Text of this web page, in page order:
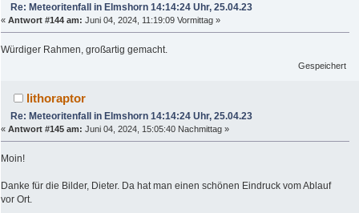
Re: Meteoritenfall in Elmshorn 14:14:24 Uhr, 25.04.23
« Antwort #144 am: Juni 04, 2024, 11:19:09 Vormittag »
Würdiger Rahmen, großartig gemacht.
Gespeichert
lithoraptor
Re: Meteoritenfall in Elmshorn 14:14:24 Uhr, 25.04.23
« Antwort #145 am: Juni 04, 2024, 15:05:40 Nachmittag »
Moin!
Danke für die Bilder, Dieter. Da hat man einen schönen Eindruck vom Ablauf
vor Ort.